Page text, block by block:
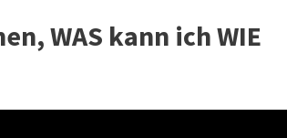
WAS kann ich WIE